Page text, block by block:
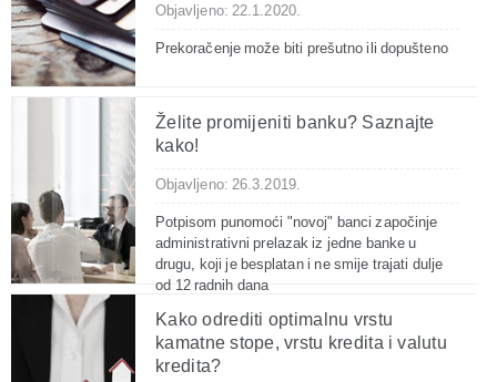
Objavljeno: 22.1.2020.
Prekoračenje može biti prešutno ili dopušteno
Želite promijeniti banku? Saznajte
kako!
Objavljeno: 26.3.2019.
Potpisom punomoći "novoj" banci započinje
administrativni prelazak iz jedne banke u
drugu, koji je besplatan i ne smije trajati dulje
od 12 radnih dana
Kako odrediti optimalnu vrstu
kamatne stope, vrstu kredita i valutu
kredita?